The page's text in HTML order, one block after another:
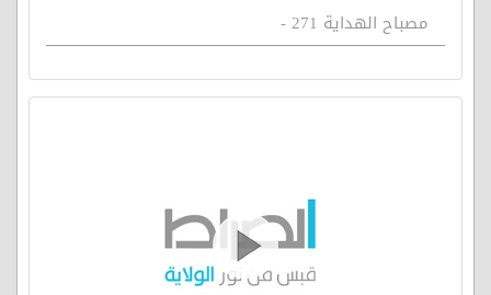
مصباح الهداية 271 -